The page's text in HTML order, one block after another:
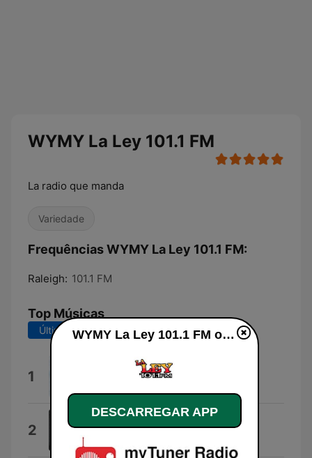
WYMY La Ley 101.1 FM
La radio que manda
Variedade
Frequências WYMY La Ley 101.1 FM:
Raleigh: 101.1 FM
Top Músicas
Últimos 7 dias Últimos 30 dias
1 Para que no duela
2
WYMY La Ley 101.1 FM online
DESCARREGAR APP